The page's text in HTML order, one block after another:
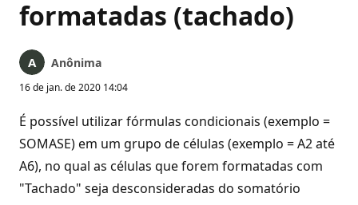
formatadas (tachado)
Anônima
16 de jan. de 2020 14:04
É possível utilizar fórmulas condicionais (exemplo =
SOMASE) em um grupo de células (exemplo = A2 até
A6), no qual as células que forem formatadas com
"Tachado" seja desconsideradas do somatório